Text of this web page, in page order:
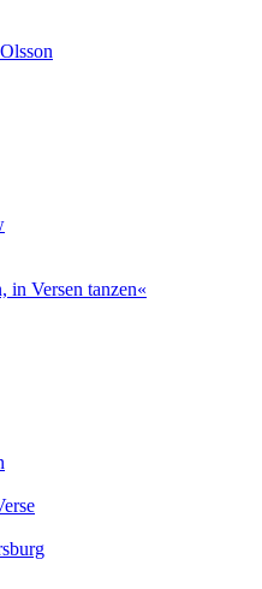
in Versen tanzen«